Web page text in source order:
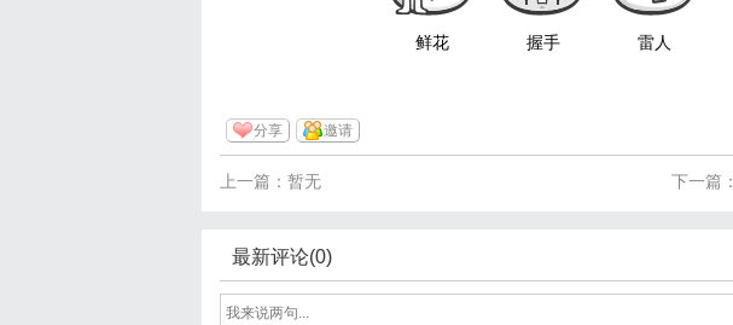
鲜花 握手 雷人
分享 邀请
下一篇
上一篇：暂无
最新评论(0)